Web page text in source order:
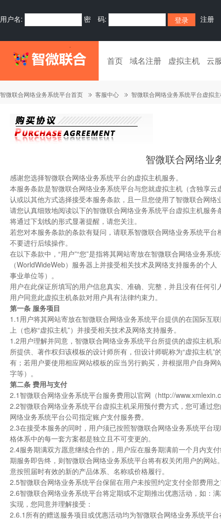
用户名: 密 码: 注册
首页 域名注册 虚拟主机 云
智微联合网络业务系统平台首页 客服中心 智微联合网络业务系统平台虚拟
智微联合网络业
感谢您选择智微联合网络业务系统平台的虚拟主机服务。
本服务条款是智微联合网络业务系统平台与您就虚拟主机（含独享
认或以其他方式选择接受本服务条款，且一旦您使用了智微联合网
请您认真细致地阅读以下的智微联合网络业务系统平台虚拟主机服
将通过下划线的形式显著提醒，请您关注。
若您对本服务条款的条款有疑问，请联系智微联合网络业务系统平
不要进行后续操作。
在以下条款中，“用户”“您”是指将其网站寄放在智微联合网络业务
（WorldWideWeb）服务器上并接受相关技术及网络支持服务的个
事业单位等）。
用户在此保证所填写的用户信息真实、准确、完整，并且没有任何引
用户同意此虚拟主机条款对用户具有法律约束力。
第一条 服务项目
1.1用户将其网站寄放在智微联合网络业务系统平台提供的在国际互
上（也称“虚拟主机”）并接受相关技术及网络支持服务。
1.2用户理解并同意，智微联合网络业务系统平台所提供的虚拟主机
所提供、著作权归该模板的设计师所有，但设计师昵称为“虚拟主机
有；若用户要使用相应网站模板的应当另行购买，并根据用户自身
字等）。
第二条 费用与支付
2.1智微联合网络业务系统平台服务费用以官网（http://
2.2智微联合网络业务系统平台虚拟主机采用预付费方式，您可通过
网络业务系统平台公司指定账户支付服务费。
2.3在接受本服务的同时，用户须已按照智微联合网络业务系统平台
格体系中的每一套方案都是独立且不可变更的。
2.4服务期满双方愿意继续合作的，用户应在服务期满前一个月内支
期服务即告终，则智微联合网络业务系统平台将有权关闭用户的网
意按照届时有效的新的产品体系、名称或价格履行。
2.5智微联合网络业务系统平台保留在用户未按照约定支付全部费用
2.6智微联合网络业务系统平台将定期或不定期推出优惠活动，如：
实现，您同意并理解接受：
2.6.1所有的赠送服务项目或优惠活动均为智微联合网络业务系统平